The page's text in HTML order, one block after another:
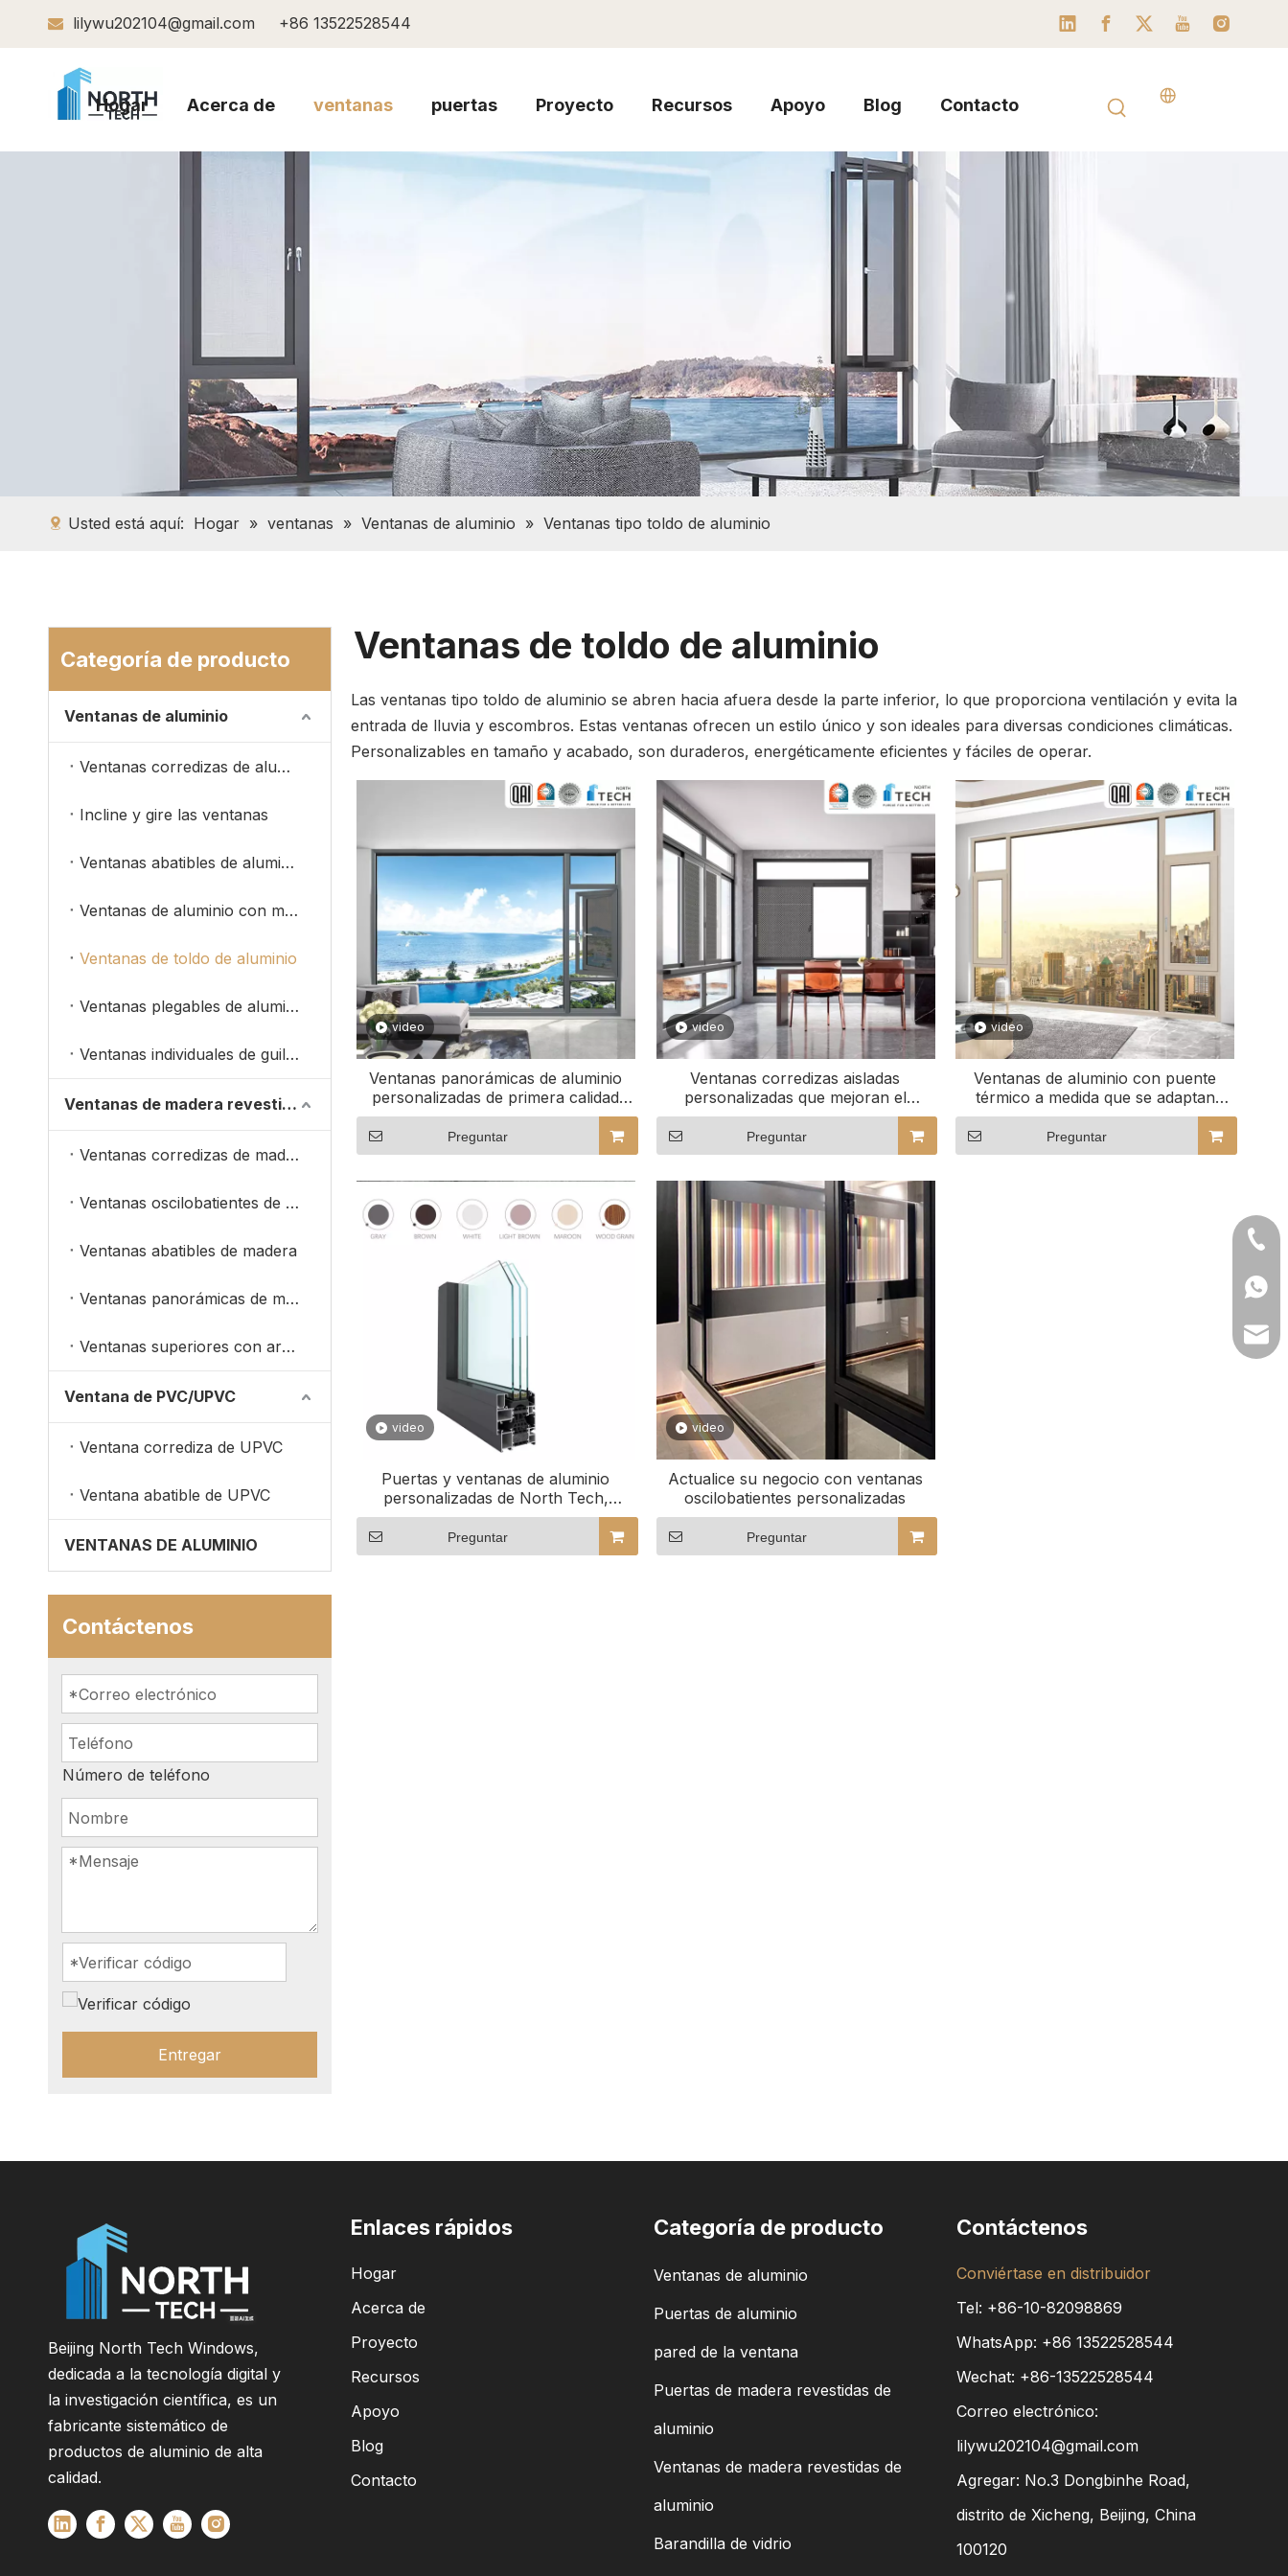
 lilywu202104@gmail.com +86 13522528544
Hogar Acerca de ventanas puertas Proyecto Recursos Apoyo Blog Contacto
Usted está aquí: Hogar » ventanas » Ventanas de aluminio » Ventanas tipo toldo de aluminio
Categoría de producto
Ventanas de aluminio
Ventanas corredizas de aluminio
Incline y gire las ventanas
Ventanas abatibles de aluminio
Ventanas de aluminio con marco estrecho
Ventanas de toldo de aluminio
Ventanas plegables de aluminio
Ventanas individuales de guillotina doble
Ventanas de madera revestidas de aluminio
Ventanas corredizas de madera
Ventanas oscilobatientes de madera
Ventanas abatibles de madera
Ventanas panorámicas de madera revestidas de aluminio
Ventanas superiores con arco de madera
Ventana de PVC/UPVC
Ventana corrediza de UPVC
Ventana abatible de UPVC
VENTANAS DE ALUMINIO
Contáctenos
Número de teléfono
Entregar
Ventanas de toldo de aluminio
Las ventanas tipo toldo de aluminio se abren hacia afuera desde la parte inferior, lo que proporciona ventilación y evita la
entrada de lluvia y escombros. Estas ventanas ofrecen un estilo único y son ideales para diversas condiciones climáticas.
Personalizables en tamaño y acabado, son duraderos, energéticamente eficientes y fáciles de operar.
video
Ventanas panorámicas de aluminio
personalizadas de primera calidad
para hogares contemporáneos
Preguntar
video
Ventanas corredizas aisladas
personalizadas que mejoran el
ambiente del hotel
Preguntar
video
Ventanas de aluminio con puente
térmico a medida que se adaptan
perfectamente a su espacio
Preguntar
video
Puertas y ventanas de aluminio
personalizadas de North Tech,
incluidos tipos de tamaño y
rendimiento
Preguntar
video
Actualice su negocio con ventanas
oscilobatientes personalizadas
Preguntar
Beijing North Tech Windows,
dedicada a la tecnología digital y
la investigación científica, es un
fabricante sistemático de
productos de aluminio de alta
calidad.
+86-
+86
Enlaces rápidos
Hogar
Acerca de
Proyecto
Recursos
Apoyo
Blog
Contacto
Categoría de producto
Ventanas de aluminio
Puertas de aluminio
pared de la ventana
Puertas de madera revestidas de
aluminio
Ventanas de madera revestidas de
aluminio
Barandilla de vidrio
Contáctenos
Conviértase en distribuidor
Tel: +86-10-82098869
WhatsApp: +86 13522528544
Wechat: +86-13522528544
Correo electrónico:
lilywu202104@gmail.com
Agregar: No.3 Dongbinhe Road,
distrito de Xicheng, Beijing, China
100120